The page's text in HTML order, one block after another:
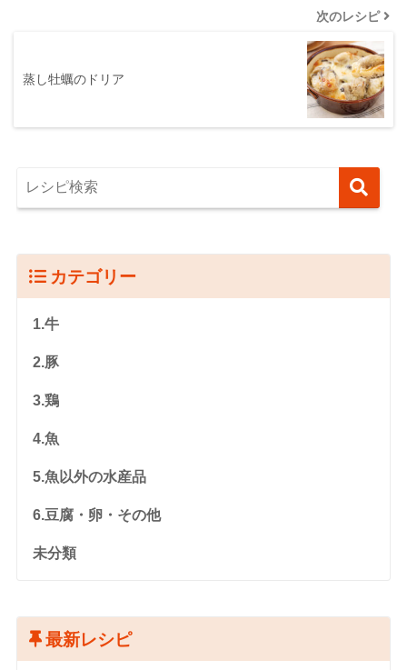
次のレシピ
蒸し牡蠣のドリア
カテゴリー
1.牛
2.豚
3.鶏
4.魚
5.魚以外の水産品
6.豆腐・卵・その他
未分類
最新レシピ